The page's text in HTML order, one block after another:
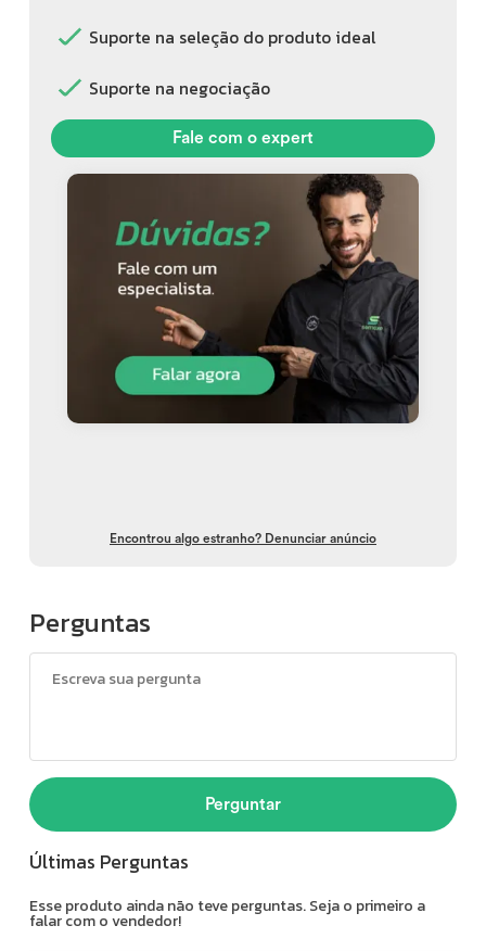
Perguntas
Perguntar
Últimas Perguntas
Esse produto ainda não teve perguntas. Seja o primeiro a
falar com o vendedor!
Suporte na seleção do produto ideal
Suporte na negociação
Fale com o expert
Encontrou algo estranho? Denunciar anúncio